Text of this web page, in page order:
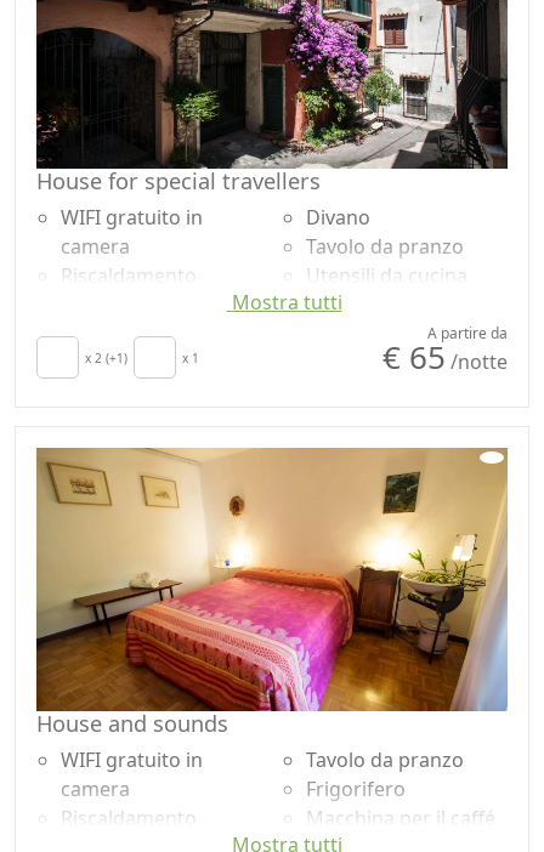
– Colazione con prodotti locali e bio (su richiesta
colazioni per vegetariani, vegani e ciliaci)
– Super terrazza panoramica per relax, yoga, fitness
– Animali benvenuti
– Bagni di gong su richiesta
– Massaggi con operatori specializzati su richiesta
House for special travellers
WIFI gratuito in
camera
Riscaldamento
Cucina
Angolo cottura
Soggiorno
Terrazza
Asciugamani
Lenzuola
Divano
Tavolo da pranzo
Utensili da cucina
Frigorifero
Macchina per il caffé
Pavimento in legno
Doccia
Lavatrice
Ingresso
indipendente
Mostra tutti
x 2 (+1) x 1
A partire da
€ 65 /notte
House and sounds
WIFI gratuito in
camera
Riscaldamento
Tavolo da pranzo
Frigorifero
Macchina per il caffé
Mostra tutti